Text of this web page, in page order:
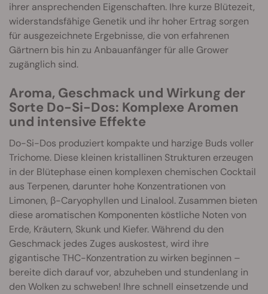
ihrer ansprechenden Eigenschaften. Ihre kurze Blütezeit,
widerstandsfähige Genetik und ihr hoher Ertrag sorgen
für ausgezeichnete Ergebnisse, die von erfahrenen
Gärtnern bis hin zu Anbauanfänger für alle Grower
zugänglich sind.
Aroma, Geschmack und Wirkung der
Sorte Do-Si-Dos: Komplexe Aromen
und intensive Effekte
Do-Si-Dos produziert kompakte und harzige Buds voller
Trichome. Diese kleinen kristallinen Strukturen erzeugen
in der Blütephase einen komplexen chemischen Cocktail
aus Terpenen, darunter hohe Konzentrationen von
Limonen, β-Caryophyllen und Linalool. Zusammen bieten
diese aromatischen Komponenten köstliche Noten von
Erde, Kräutern, Skunk und Kiefer. Während du den
Geschmack jedes Zuges auskostest, wird ihre
gigantische THC-Konzentration zu wirken beginnen –
bereite dich darauf vor, abzuheben und stundenlang in
den Wolken zu schweben! Ihre schnell einsetzende und